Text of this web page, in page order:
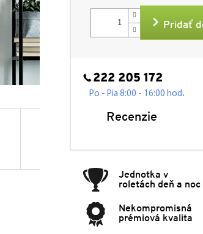
cena:
Pridať
222 205 172
Po - Pia 8:00 - 16:00 hod .
Recenzie
Jednotka v
roletách deň a noc
Nekompromisná
prémiová kvalita